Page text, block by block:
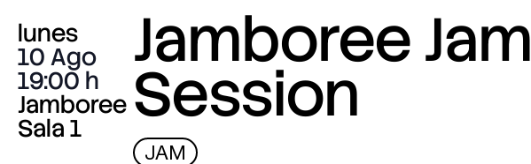
lunes
10 Ago
19:00
Jamboree
Sala 1
Jamboree Jam
Session
JAM